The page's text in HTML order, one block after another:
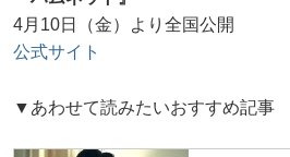
4月10日（金）より全国公開
公式サイト
▼あわせて読みたいおすすめ記事